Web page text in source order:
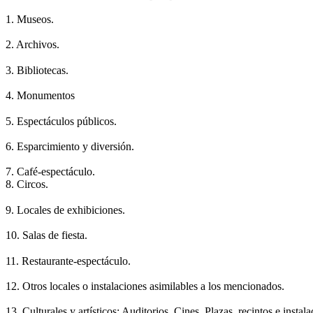
1. Museos.
2. Archivos.
3. Bibliotecas.
4. Monumentos
5. Espectáculos públicos.
6. Esparcimiento y diversión.
7. Café-espectáculo.
8. Circos.
9. Locales de exhibiciones.
10. Salas de fiesta.
11. Restaurante-espectáculo.
12. Otros locales o instalaciones asimilables a los mencionados.